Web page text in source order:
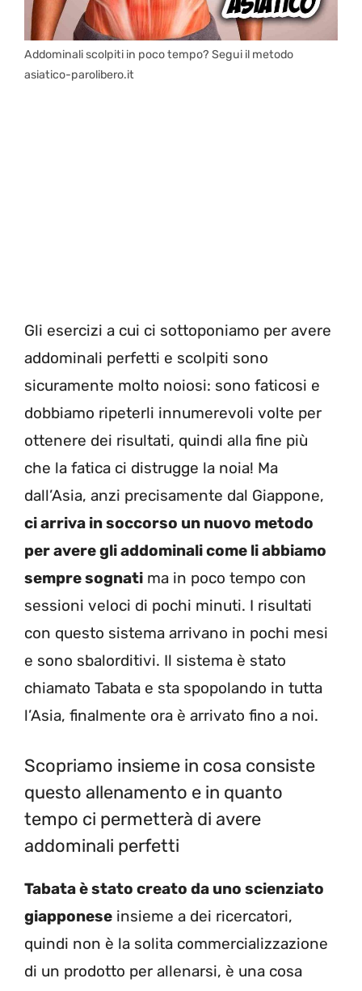
Addominali scolpiti in poco tempo? Segui il metodo
asiatico-parolibero.it
Gli esercizi a cui ci sottoponiamo per avere
addominali perfetti e scolpiti sono
sicuramente molto noiosi: sono faticosi e
dobbiamo ripeterli innumerevoli volte per
ottenere dei risultati, quindi alla fine più
che la fatica ci distrugge la noia! Ma
dall’Asia, anzi precisamente dal Giappone,
ci arriva in soccorso un nuovo metodo
per avere gli addominali come li abbiamo
sempre sognati ma in poco tempo con
sessioni veloci di pochi minuti. I risultati
con questo sistema arrivano in pochi mesi
e sono sbalorditivi. Il sistema è stato
chiamato Tabata e sta spopolando in tutta
l’Asia, finalmente ora è arrivato fino a noi.
Scopriamo insieme in cosa consiste
questo allenamento e in quanto
tempo ci permetterà di avere
addominali perfetti
Tabata è stato creato da uno scienziato
giapponese insieme a dei ricercatori,
quindi non è la solita commercializzazione
di un prodotto per allenarsi, è una cosa